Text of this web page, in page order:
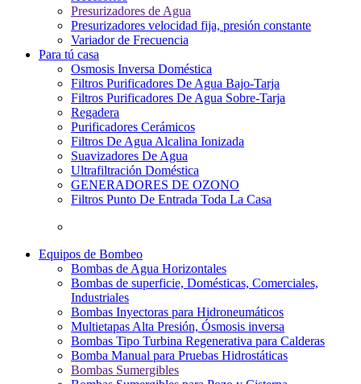
Presurizadores de Agua
Presurizadores velocidad fija, presión constante
Variador de Frecuencia
Para tú casa
Osmosis Inversa Doméstica
Filtros Purificadores De Agua Bajo-Tarja
Filtros Purificadores De Agua Sobre-Tarja
Regadera
Purificadores Cerámicos
Filtros De Agua Alcalina Ionizada
Suavizadores De Agua
Ultrafiltración Doméstica
GENERADORES DE OZONO
Filtros Punto De Entrada Toda La Casa
Equipos de Bombeo
Bombas de Agua Horizontales
Bombas de superficie, Domésticas, Comerciales,
Industriales
Bombas Inyectoras para Hidroneumáticos
Multietapas Alta Presión, Ósmosis inversa
Bombas Tipo Turbina Regenerativa para Calderas
Bomba Manual para Pruebas Hidrostáticas
Bombas Sumergibles